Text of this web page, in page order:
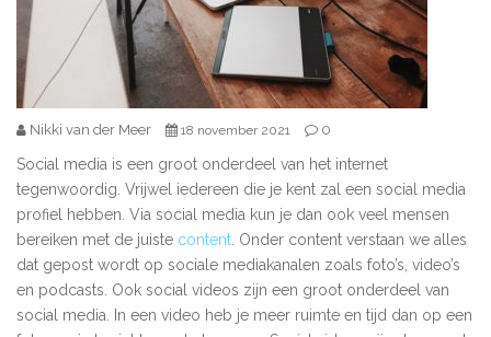
Nikki van der Meer 18 november 2021 0
Social media is een groot onderdeel van het internet
tegenwoordig. Vrijwel iedereen die je kent zal een social media
profiel hebben. Via social media kun je dan ook veel mensen
bereiken met de juiste content . Onder content verstaan we alles
dat gepost wordt op sociale mediakanalen zoals foto’s, video’s
en podcasts. Ook social videos zijn een groot onderdeel van
social media. In een video heb je meer ruimte en tijd dan op een